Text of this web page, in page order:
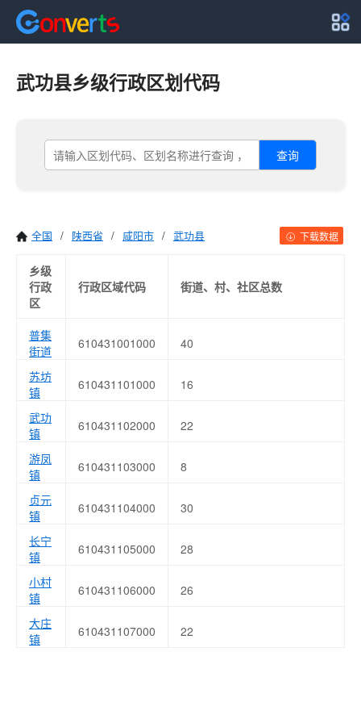
武功县乡级行政区划代码
查询
全国 / 陕西省 / 咸阳市 / 武功县 下载数据
乡级
行政
区
行政区域代码 街道、村、社区总数
普集
街道
610431001000 40
苏坊
镇
610431101000 16
武功
镇
610431102000 22
游凤
镇
610431103000 8
贞元
镇
610431104000 30
长宁
镇
610431105000 28
小村
镇
610431106000 26
大庄
镇
610431107000 22